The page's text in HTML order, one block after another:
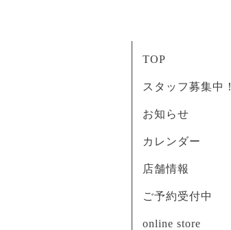
TOP
スタッフ募集中！
お知らせ
カレンダー
店舗情報
ご予約受付中
online store